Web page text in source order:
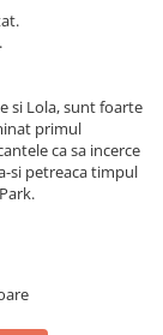
si Lola, sunt foarte
primul
ca sa incerce
si petreaca timpul